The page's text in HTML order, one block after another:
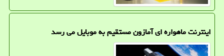
اینترنت ماهواره ای آمازون مستقیم به موبایل می رسد